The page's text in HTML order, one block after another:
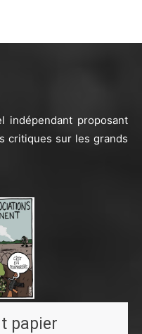
indépendant proposant
critiques sur les grands
papier